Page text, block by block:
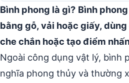
Bình phong là gì? Bình
bằng gỗ, vải hoặc giấy, dùng
che chắn hoặc tạo điểm
Ngoài công dụng vật lý, bình
nghĩa phong thủy và thường